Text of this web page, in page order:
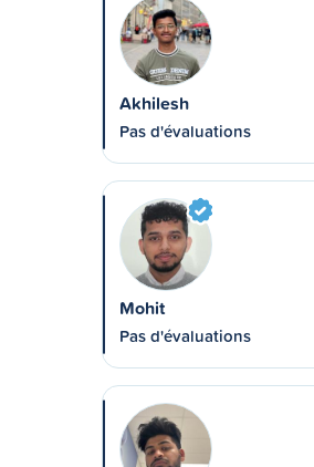
Akhilesh
Pas d'évaluations
Mohit
Pas d'évaluations